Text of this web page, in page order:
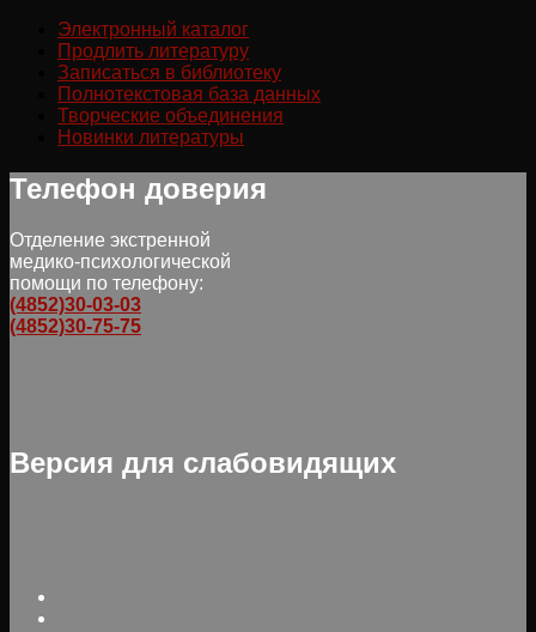
Электронный каталог
Продлить литературу
Записаться в библиотеку
Полнотекстовая база данных
Творческие объединения
Новинки литературы
Телефон доверия
Отделение экстренной
медико-психологической
помощи по телефону:
(4852)30-03-03
(4852)30-75-75
Версия для слабовидящих